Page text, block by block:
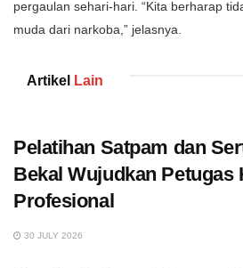
pergaulan sehari-hari. “Kita berharap
muda dari narkoba,” jelasnya.
Artikel Lain
Pelatihan Satpam dan
Bekal Wujudkan Petugas
Profesional
30 JULY 2026